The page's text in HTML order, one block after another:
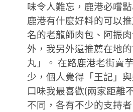
味令人難忘，鹿港必嚐
鹿港有什麼好料的可以
名的老龍師肉包、阿振
外，我另外還推薦在地
丸」。 在路鹿港老街賣
少，個人覺得「王記」與
口味我最喜歡(兩家距離
不同，各有不少的支持